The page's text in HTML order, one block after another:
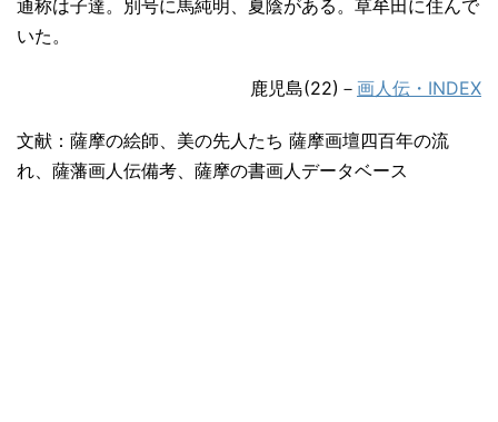
通称は子達。別号に馬純明、夏陰がある。草牟田に住んで
いた。
鹿児島(22)－ 画人伝・INDEX
文献：薩摩の絵師、美の先人たち 薩摩画壇四百年の流
れ、薩藩画人伝備考、薩摩の書画人データベース